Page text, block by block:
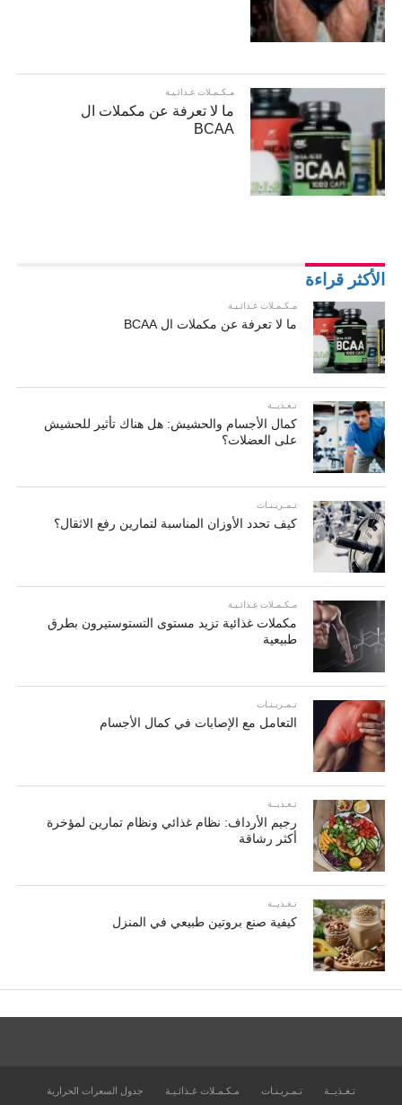
مـكـمـلات غـذائـيـة
ما لا تعرفة عن مكملات ال
BCAA
الأكثر قراءة
مـكـمـلات غـذائـيـة
ما لا تعرفة عن مكملات ال BCAA
تـغـذيــة
كمال الأجسام والحشيش: هل هناك تأثير للحشيش
على العضلات؟
تـمـريـنـات
كيف تحدد الأوزان المناسبة لتمارين رفع الاثقال؟
مـكـمـلات غـذائـيـة
مكملات غذائية تزيد مستوى التستوستيرون بطرق
طبيعية
تـمـريـنـات
التعامل مع الإصابات في كمال الأجسام
تـغـذيــة
رجيم الأرداف: نظام غذائي ونظام تمارين لمؤخرة
أكثر رشاقة
تـغـذيــة
كيفية صنع بروتين طبيعي في المنزل
تـغـذيــة تـمـريـنـات مـكـمـلات غـذائـيـة جدول السعرات الحرارية